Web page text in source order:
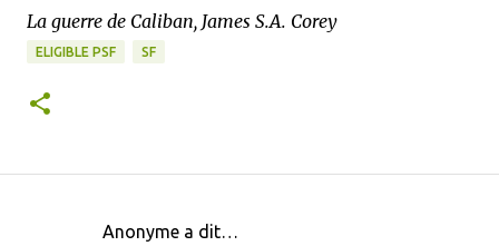
La guerre de Caliban, James S.A. Corey
ELIGIBLE PSF SF
Anonyme a dit…